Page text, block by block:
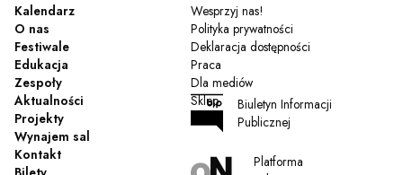
Kalendarz
O nas
Festiwale
Edukacja
Zespoły
Aktualności
Projekty
Wynajem sal
Kontakt
Wesprzyj nas!
Polityka prywatności
Deklaracja dostępności
Praca
Dla mediów
Sklep
Biuletyn Informacji
Publicznej
Platforma